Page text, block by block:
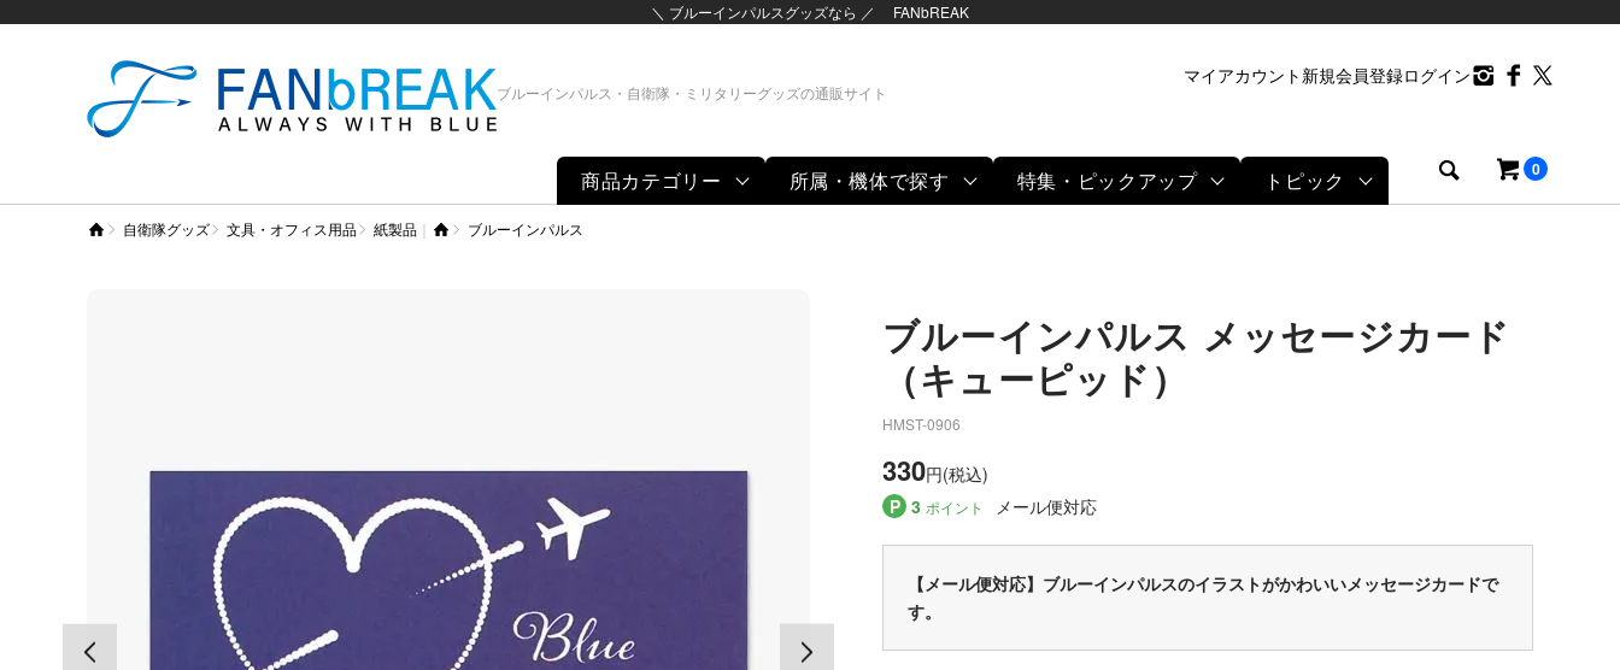
＼ ブルーインパルスグッズなら ／ FANbREAK
ブルーインパルス・自衛隊・ミリタリーグッズの通販サイト
0
商品カテゴリー 所属・機体で探す 特集・ピックアップ トピック
マイアカウント 新規会員登録ログイン
自衛隊グッズ 文具・オフィス用品 紙製品 ブルーインパルス
ブルーインパルス メッセージカード
（キューピッド）
HMST-0906
330円(税込)
P 3 ポイント メール便対応
【メール便対応】ブルーインパルスのイラストがかわいいメッセージカードで
す。